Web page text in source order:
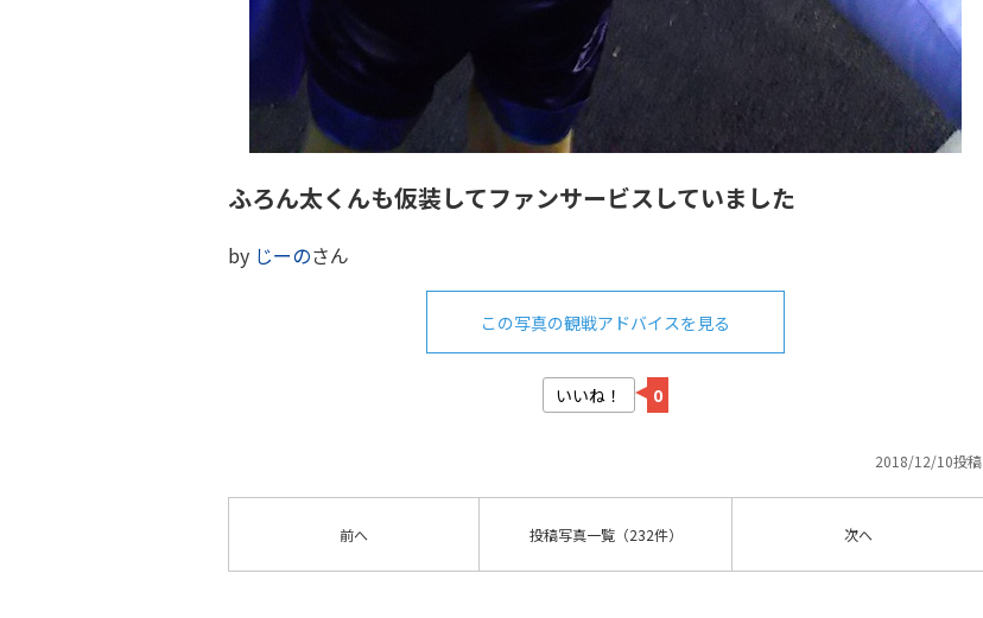
ふろん太くんも仮装してファンサービスしていました
by じーのさん
この写真の観戦アドバイスを見る
いいね！ 0
2018/12/10投稿
前へ 投稿写真一覧（232件） 次へ